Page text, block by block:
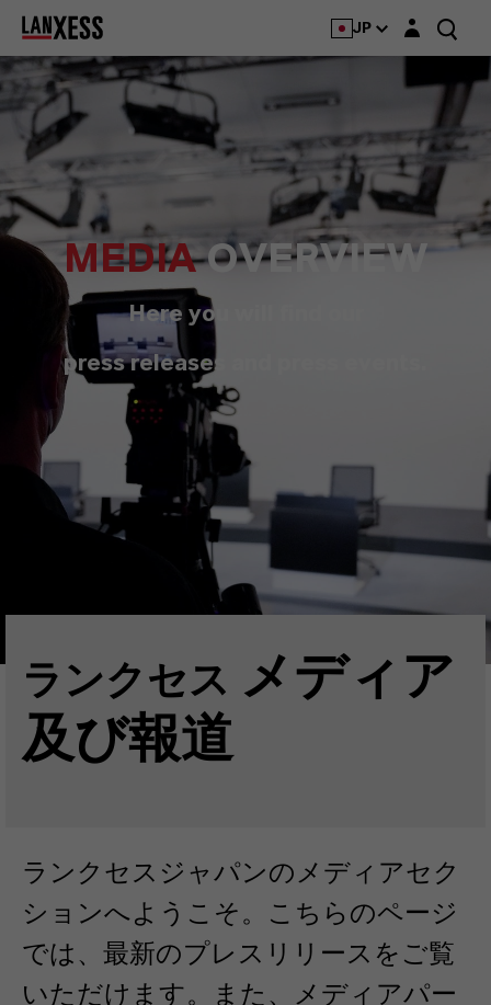
JP Login layer
MEDIAOVERVIEW
Here you will find our
press releases and press events.
ランクセス メディア
及び報道
ランクセスジャパンのメディアセク
ションへようこそ。こちらのページ
では、最新のプレスリリースをご覧
いただけます。また、メディアパー